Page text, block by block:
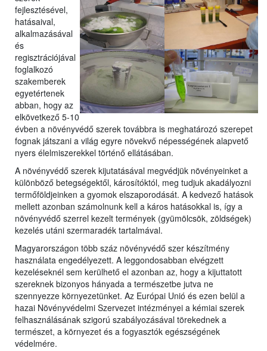
fejlesztésével,
hatásaival,
alkalmazásával
és
regisztrációjával
foglalkozó
szakemberek
egyetértenek
abban, hogy az
elkövetkező 5-10
évben a növényvédő szerek továbbra is meghatározó szerepet
fognak játszani a világ egyre növekvő népességének alapvető
nyers élelmiszerekkel történő ellátásában.
A növényvédő szerek kijutatásával megvédjük növényeinket a
különböző betegségektől, károsítóktól, meg tudjuk akadályozni
termőföldjeinken a gyomok elszaporodását. A kedvező hatások
mellett azonban számolnunk kell a káros hatásokkal is, így a
növényvédő szerrel kezelt termények (gyümölcsök, zöldségek)
kezelés utáni szermaradék tartalmával.
Magyarországon több száz növényvédő szer készítmény
használata engedélyezett. A leggondosabban elvégzett
kezeléseknél sem kerülhető el azonban az, hogy a kijuttatott
szereknek bizonyos hányada a természetbe jutva ne
szennyezze környezetünket. Az Európai Unió és ezen belül a
hazai Növényvédelmi Szervezet intézményei a kémiai szerek
felhasználásának szigorú szabályozásával törekednek a
természet, a környezet és a fogyasztók egészségének
védelmére.